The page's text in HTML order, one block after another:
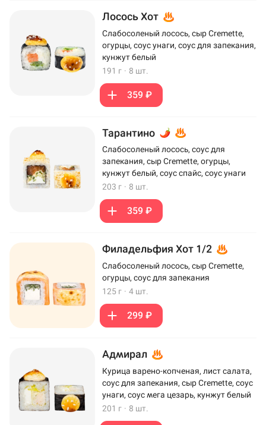
Лосось Хот
Слабосоленый лосось, сыр Cremette,
огурцы, соус унаги, соус для запекания,
кунжут белый
191 г · 8 шт.
359 ₽
Тарантино
Слабосоленый лосось, соус для
запекания, сыр Cremette, огурцы,
кунжут белый, соус спайс, соус унаги
203 г · 8 шт.
359 ₽
Филадельфия Хот 1/2
Слабосоленый лосось, сыр Cremette,
огурцы, соус для запекания
125 г · 4 шт.
299 ₽
Адмирал
Курица варено-копченая, лист салата,
соус для запекания, сыр Cremette, соус
унаги, соус мега цезарь, кунжут белый
201 г · 8 шт.